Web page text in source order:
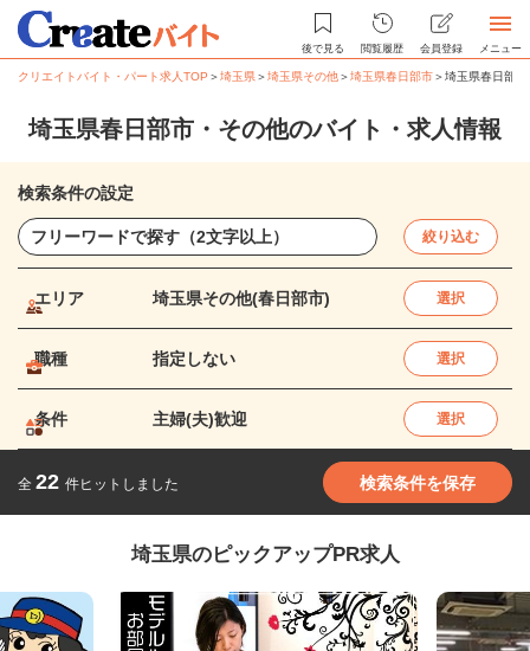
後で見る 閲覧履歴 会員登録 メニュー
クリエイトバイト・パート求人TOP ＞埼玉県＞埼玉県その他＞埼玉県春日部市＞埼玉県春日部
埼玉県春日部市・その他のバイト・求人情報
検索条件の設定
絞り込む
エリア 埼玉県その他(春日部市) 選択
職種 指定しない 選択
条件 主婦(夫)歓迎 選択
全 22 件ヒットしました 検索条件を保存
埼玉県のピックアップPR求人